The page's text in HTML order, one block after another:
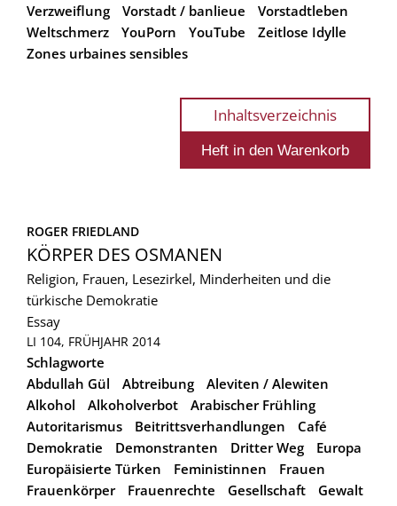
Verzweiflung
Vorstadt / banlieue
Vorstadtleben
Weltschmerz
YouPorn YouTube
Zeitlose Idylle
Zones urbaines sensibles
Inhaltsverzeichnis
ROGER FRIEDLAND
KÖRPER DES OSMANEN
Religion, Frauen, Lesezirkel, Minderheiten und die
türkische Demokratie
Essay
LI 104, FRÜHJAHR 2014
Schlagworte
Abdullah Gül
Abtreibung
Aleviten / Alewiten
Alkohol
Alkoholverbot
Arabischer Frühling
Autoritarismus
Beitrittsverhandlungen
Café
Demokratie
Demonstranten Dritter Weg
Europa
Europäisierte Türken
Feministinnen
Frauen
Frauenkörper
Frauenrechte Gesellschaft
Gewalt